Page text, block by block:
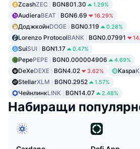
ZcashZEC BGN801.30 1.29%
AudieraBEAT BGN6.69 16.29%
ДоджкойнDOGE BGN0.119 0.28%
Lorenzo ProtocolBANK BGN0.07991
SuiSUI BGN1.17 0.47%
PepePEPE BGN0.000004906 4.69%
DeXeDEXE BGN4.02 3.62% Kaspa
StellarXLM BGN0.2952 1.57%
ЧейнлинкLINK BGN14.07 2.48%
Набиращи